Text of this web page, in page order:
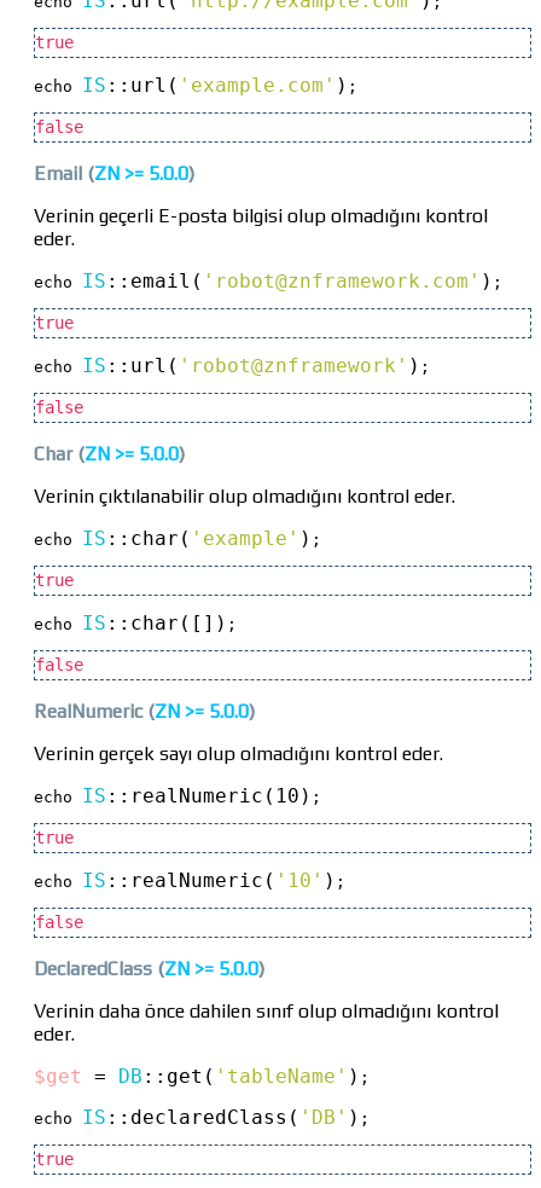
true
echo IS :: url( 'example.com' ) ;
false
Email (ZN >= 5.0.0)
Verinin geçerli E-posta bilgisi olup olmadığını kontrol
eder.
echo IS :: email( ' robot@znframework.com ' ) ;
true
echo IS :: url( 'robot@znframework' ) ;
false
Char(ZN >= 5.0.0)
Verinin çıktılanabilir olup olmadığını kontrol eder.
echo IS :: char( 'example' ) ;
true
echo IS :: char([]) ;
false
RealNumeric(ZN >= 5.0.0)
Verinin gerçek sayı olup olmadığını kontrol eder.
echo IS :: realNumeric(10) ;
true
echo IS :: realNumeric( '10' ) ;
false
DeclaredClass (ZN >= 5.0.0)
Verinin daha önce dahilen sınıf olup olmadığını kontrol
eder.
$get
= DB :: get( 'tableName' ) ;
echo IS :: declaredClass( 'DB' ) ;
true